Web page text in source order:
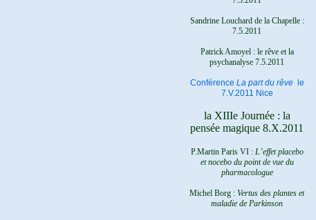
Sandrine Louchard de la Chapelle :
7.5.2011
Patrick Amoyel : le rêve et la
psychanalyse 7.5.2011
Conférence La part du rêve
le
7.V.2011 Nice
la XIIIe Journée : la
pensée magique 8.X.2011
P.Martin Paris VI : L’effet placebo
et nocebo du point de vue du
pharmacologue
Michel Borg : Vertus des plantes et
maladie de Parkinson